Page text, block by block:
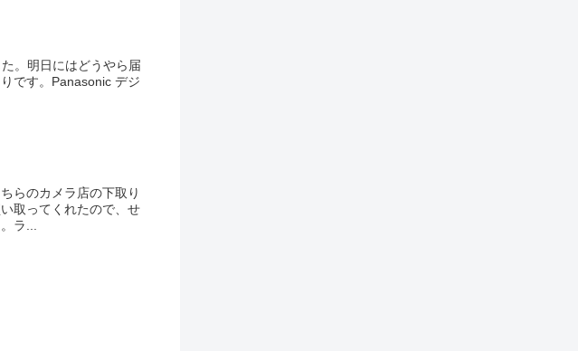
。明日にはどうやら届
です。Panasonic デジ
らのカメラ店の下取り
取ってくれたので、せ
ラ...